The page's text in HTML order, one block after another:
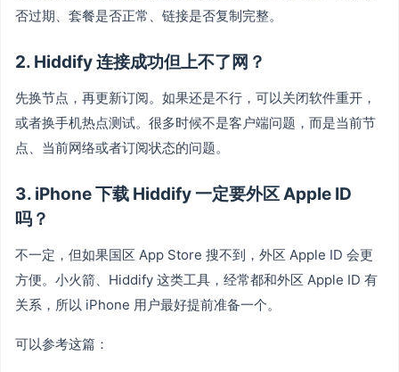
否过期、套餐是否正常、链接是否复制完整。
2. Hiddify 连接成功但上不了网？
先换节点，再更新订阅。如果还是不行，可以关闭软件重开，
或者换手机热点测试。很多时候不是客户端问题，而是当前节
点、当前网络或者订阅状态的问题。
3. iPhone 下载 Hiddify 一定要外区 Apple ID
吗？
不一定，但如果国区 App Store 搜不到，外区 Apple ID 会更
方便。小火箭、Hiddify 这类工具，经常都和外区 Apple ID 有
关系，所以 iPhone 用户最好提前准备一个。
可以参考这篇：